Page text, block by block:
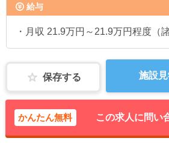
給与
・月収 21.9万円～21.9万円程度（
保存する 施設
かんたん無料 この求人に問い